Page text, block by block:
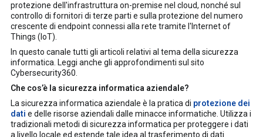
protezione dell'infrastruttura on-premise nel cloud, nonché sul
controllo di fornitori di terze parti e sulla protezione del numero
crescente di endpoint connessi alla rete tramite l'Internet of
Things (IoT).
In questo canale tutti gli articoli relativi al tema della sicurezza
informatica. Leggi anche gli approfondimenti sul sito
Cybersecurity360.
Che cos’è la sicurezza informatica aziendale?
La sicurezza informatica aziendale è la pratica di protezione dei
dati e delle risorse aziendali dalle minacce informatiche. Utilizza i
tradizionali metodi di sicurezza informatica per proteggere i dati
a livello locale ed estende tale idea al trasferimento di dati